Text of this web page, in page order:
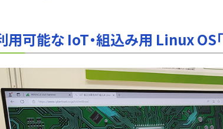
用可能な IoT・組込み用 Linux OS